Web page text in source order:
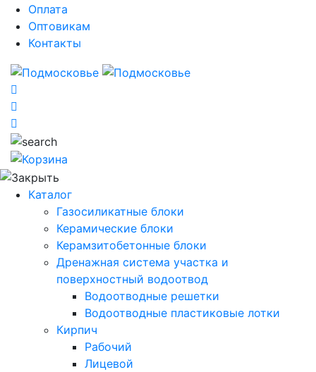
Оплата
Оптовикам
Контакты
Каталог
Газосиликатные блоки
Керамические блоки
Керамзитобетонные блоки
Дренажная система участка и
поверхностный водоотвод
Водоотводные решетки
Водоотводные пластиковые лотки
Кирпич
Рабочий
Лицевой